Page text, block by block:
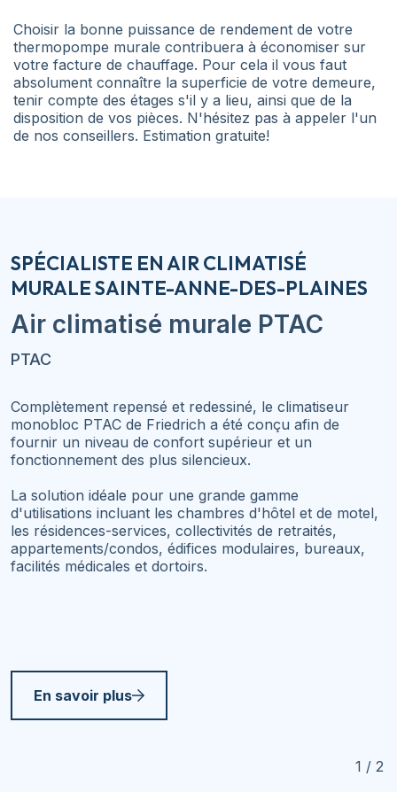
Choisir la bonne puissance de rendement de votre
thermopompe murale contribuera à économiser sur
votre facture de chauffage. Pour cela il vous faut
absolument connaître la superficie de votre demeure,
tenir compte des étages s'il y a lieu, ainsi que de la
disposition de vos pièces. N'hésitez pas à appeler l'un
de nos conseillers. Estimation gratuite!
SPÉCIALISTE EN AIR CLIMATISÉ
MURALE SAINTE-ANNE-DES-PLAINES
Air climatisé murale PTAC
PTAC
Complètement repensé et redessiné, le climatiseur
monobloc PTAC de Friedrich a été conçu afin de
fournir un niveau de confort supérieur et un
fonctionnement des plus silencieux.
La solution idéale pour une grande gamme
d'utilisations incluant les chambres d'hôtel et de motel,
les résidences-services, collectivités de retraités,
appartements/condos, édifices modulaires, bureaux,
facilités médicales et dortoirs.
En savoir plus
1 / 2